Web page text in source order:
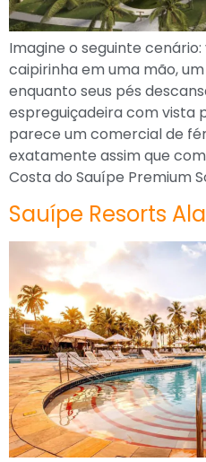
Imagine o seguinte
caipirinha em uma mão,
enquanto seus pés
espreguiçadeira com vista
parece um comercial de
exatamente assim que
Costa do Sauípe Premium
Sauípe Resorts